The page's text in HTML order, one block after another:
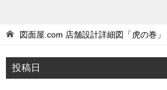
図面屋.com 店舗設計詳細図「虎の巻」
投稿日